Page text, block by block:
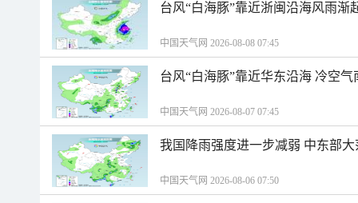
台风“白海豚”靠近浙闽沿海风雨渐
中国天气网 2026-08-08 07:45
台风“白海豚”靠近华东沿海 冷空
中国天气网 2026-08-07 07:45
我国降雨强度进一步减弱 中东部
中国天气网 2026-08-06 07:50